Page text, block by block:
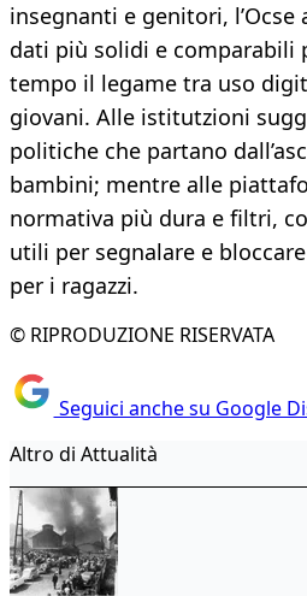
insegnanti e genitori,
dati più solidi e comparabili
tempo il legame tra uso
giovani. Alle istitutzioni
politiche che partano
bambini; mentre alle
normativa più dura e filtri,
utili per segnalare e
per i ragazzi.
© RIPRODUZIONE RISERVATA
Seguici anche su Google
Altro di Attualità